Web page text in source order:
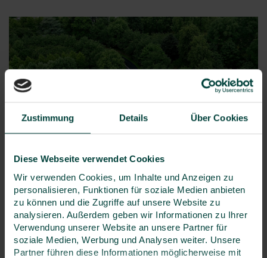
Zustimmung Details Über Cookies
Diese Webseite verwendet Cookies
Wir verwenden Cookies, um Inhalte und Anzeigen zu
personalisieren, Funktionen für soziale Medien anbieten
zu können und die Zugriffe auf unsere Website zu
analysieren. Außerdem geben wir Informationen zu Ihrer
Verwendung unserer Website an unsere Partner für
soziale Medien, Werbung und Analysen weiter. Unsere
Partner führen diese Informationen möglicherweise mit
11.5.2026
Aktuelle Branchennews
Umwelt: Trends,